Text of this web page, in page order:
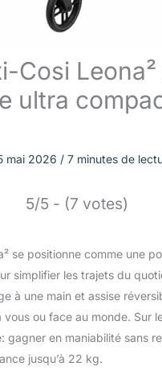
Cosi Leona²
ultra
mai 2026 / 7 minutes de
5/5 - (7 votes)
se positionne comme une
simplifier les trajets du
à une main et assise
ou face au monde. Sur
gagner en maniabilité sans
jusqu’à 22 kg.